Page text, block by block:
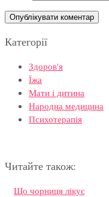
Категорії
Здоров'я
Їжа
Мати і дитина
Народна медицина
Психотерапія
Читайте також:
Що чорниця лікує